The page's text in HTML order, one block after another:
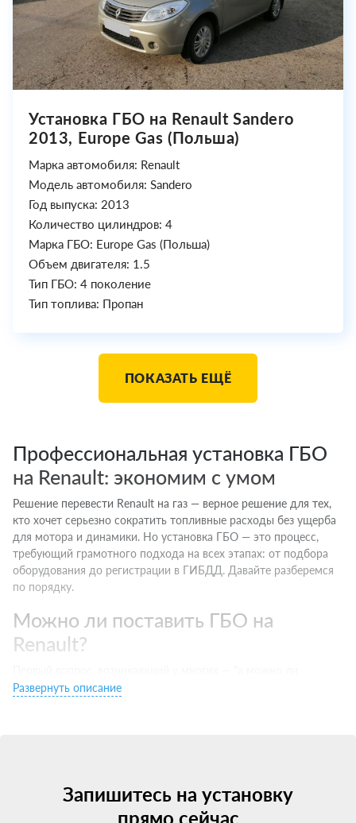
Установка ГБО на Renault Sandero
2013, Europe Gas (Польша)
Марка автомобиля: Renault
Модель автомобиля: Sandero
Год выпуска: 2013
Количество цилиндров: 4
Марка ГБО: Europe Gas (Польша)
Объем двигателя: 1.5
Тип ГБО: 4 поколение
Тип топлива: Пропан
ПОКАЗАТЬ ЕЩЁ
Профессиональная установка ГБО
на Renault: экономим с умом
Решение перевести Renault на газ — верное решение для тех,
кто хочет серьезно сократить топливные расходы без ущерба
для мотора и динамики. Но установка ГБО — это процесс,
требующий грамотного подхода на всех этапах: от подбора
оборудования до регистрации в ГИБДД. Давайте разберемся
по порядку.
Можно ли поставить ГБО на
Renault?
установить ГБО на мой Renault?". Ответ — да, на большинство
дороже, но полностью совместимо с этими сложными
Развернуть описание
Запишитесь на установку
прямо сейчас